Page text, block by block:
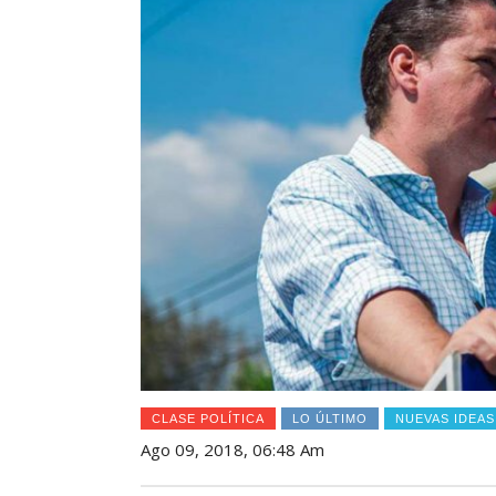
CLASE POLÍTICA LO ÚLTIMO NUEVAS IDEAS
Ago 09, 2018, 06:48 Am